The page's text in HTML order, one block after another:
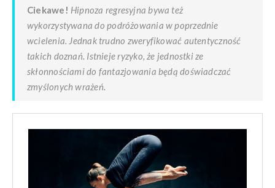
Ciekawe! Hipnoza regresyjna bywa też
wykorzystywana do podróżowania w poprzednie
wcielenia. Jednak trudno zweryfikować autentyczność
takich doznań. Istnieje ryzyko, że jednostki ze
skłonnościami do fantazjowania będą doświadczać
zmyślonych wrażeń.